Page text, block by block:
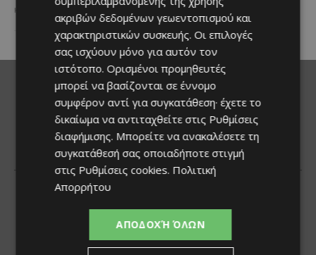
και...
πραγματοποιήθηκε το πρωί της
Πέμπτης, 6 Αυγούστου...
ακριβών δεδομένων γεωεντοπισμού και
χαρακτηριστικών συσκευής. Οι επιλογές
σας ισχύουν μόνο για αυτόν τον
ιστότοπο. Ορισμένοι προμηθευτές
μπορεί να βασίζονται σε έννομο
συμφέρον αντί για συγκατάθεση· έχετε το
δικαίωμα να αντιταχθείτε στις Ρυθμίσεις
διαφήμισης. Μπορείτε να ανακαλέσετε τη
συγκατάθεσή σας οποιαδήποτε στιγμή
στις Ρυθμίσεις cookies. Πολιτική
Απορρήτου
ΑΠΟΔΟΧΉ ΌΛΩΝ